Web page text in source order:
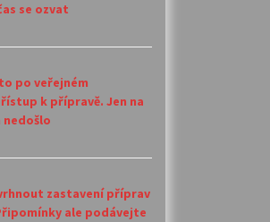
se ozvat
po veřejném
k přípravě. Jen na
zastavení příprav
ale podávejte